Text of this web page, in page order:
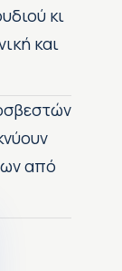
κι
και
από